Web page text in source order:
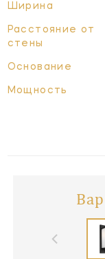
Ширина
Расстояние от
стены
Основание
Мощность